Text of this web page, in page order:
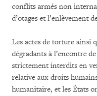
conflits armés non
d’otages et l’enlèvement
Les actes de torture ainsi
dégradants à l’encontre
strictement interdits en
relative aux droits
humanitaire, et les États